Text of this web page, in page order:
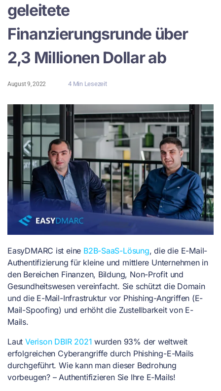
geleitete
Finanzierungsrunde über
2,3 Millionen Dollar ab
August 9, 2022 4 Min Lesezeit
EasyDMARC ist eine B2B-SaaS-Lösung, die die E-Mail-
Authentifizierung für kleine und mittlere Unternehmen in
den Bereichen Finanzen, Bildung, Non-Profit und
Gesundheitswesen vereinfacht. Sie schützt die Domain
und die E-Mail-Infrastruktur vor Phishing-Angriffen (E-
Mail-Spoofing) und erhöht die Zustellbarkeit von E-
Mails.
Laut Verison DBIR 2021 wurden 93% der weltweit
erfolgreichen Cyberangriffe durch Phishing-E-Mails
durchgeführt. Wie kann man dieser Bedrohung
vorbeugen? – Authentifizieren Sie Ihre E-Mails!